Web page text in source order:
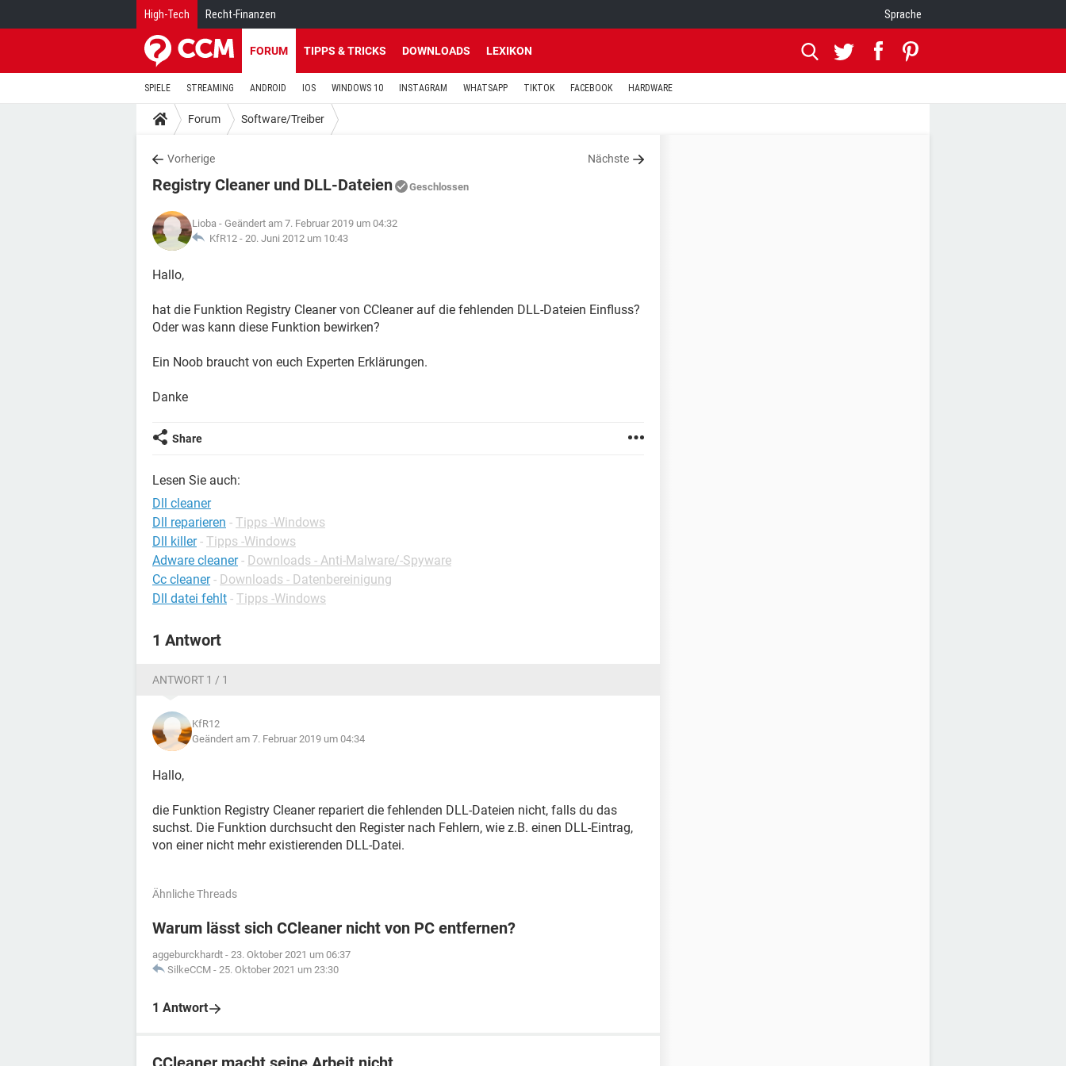
High-Tech Recht-Finanzen Sprache
FORUM TIPPS & TRICKS DOWNLOADS LEXIKON
SPIELE STREAMING ANDROID IOS WINDOWS 10 INSTAGRAM WHATSAPP TIKTOK FACEBOOK HARDWARE
Forum Software/Treiber
Vorherige Nächste
Registry Cleaner und DLL-Dateien Geschlossen
Lioba - Geändert am 7. Februar 2019 um 04:32
KfR12 - 20. Juni 2012 um 10:43
Hallo,
hat die Funktion Registry Cleaner von CCleaner auf die fehlenden DLL-Dateien Einfluss?
Oder was kann diese Funktion bewirken?
Ein Noob braucht von euch Experten Erklärungen.
Danke
Share
Lesen Sie auch:
Dll cleaner
Dll reparieren - Tipps -Windows
Dll killer - Tipps -Windows
Adware cleaner - Downloads - Anti-Malware/-Spyware
Cc cleaner - Downloads - Datenbereinigung
Dll datei fehlt - Tipps -Windows
1 Antwort
ANTWORT 1 / 1
KfR12
Geändert am 7. Februar 2019 um 04:34
Hallo,
die Funktion Registry Cleaner repariert die fehlenden DLL-Dateien nicht, falls du das
suchst. Die Funktion durchsucht den Register nach Fehlern, wie z.B. einen DLL-Eintrag,
von einer nicht mehr existierenden DLL-Datei.
Ähnliche Threads
Warum lässt sich CCleaner nicht von PC entfernen?
aggeburckhardt - 23. Oktober 2021 um 06:37
SilkeCCM - 25. Oktober 2021 um 23:30
1 Antwort